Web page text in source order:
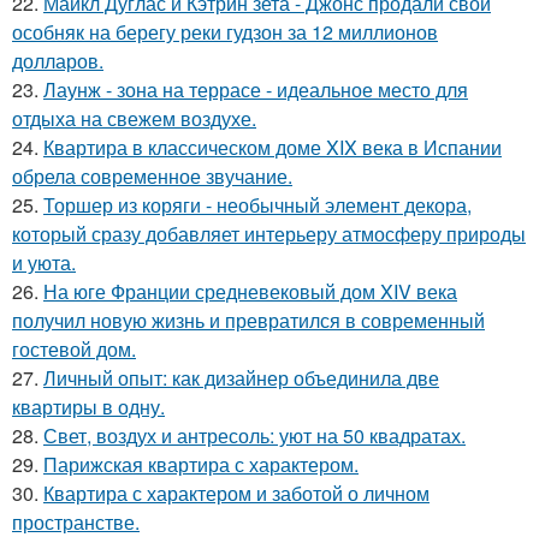
особняк на берегу реки гудзон за 12 миллионов
долларов.
23. Лаунж - зона на террасе - идеальное место для
отдыха на свежем воздухе.
24. Квартира в классическом доме XIX века в Испании
обрела современное звучание.
25. Торшер из коряги - необычный элемент декора,
который сразу добавляет интерьеру атмосферу природы
и уюта.
26. На юге Франции средневековый дом XIV века
получил новую жизнь и превратился в современный
гостевой дом.
27. Личный опыт: как дизайнер объединила две
квартиры в одну.
28. Свет, воздух и антресоль: уют на 50 квадратах.
29. Парижская квартира с характером.
30. Квартира с характером и заботой о личном
пространстве.